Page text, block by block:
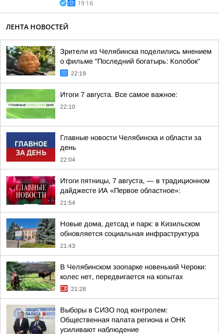
19:16
ЛЕНТА НОВОСТЕЙ
Зрители из Челябинска поделились мнением
о фильме "Последний богатырь: Колобок"
22:19
Итоги 7 августа. Все самое важное:
22:10
Главные новости Челябинска и области за
день
22:04
Итоги пятницы, 7 августа, — в традиционном
дайджесте ИА «Первое областное»:
21:54
Новые дома, детсад и парк: в Кизильском
обновляется социальная инфраструктура
21:43
В Челябинском зоопарке новенький Чероки:
колес нет, передвигается на копытах
21:28
Выборы в СИЗО под контролем:
Общественная палата региона и ОНК
усиливают наблюдение